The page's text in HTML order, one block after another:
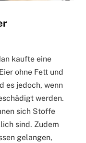
kaufte eine
ohne Fett und
es jedoch, wenn
werden.
sich Stoffe
sind. Zudem
gelangen,